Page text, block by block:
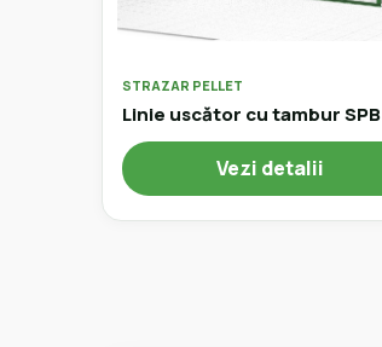
STRAZAR PELLET
Linie uscător cu tambur SPB
Vezi detalii